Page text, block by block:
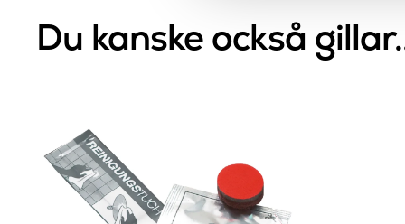
Du kanske också